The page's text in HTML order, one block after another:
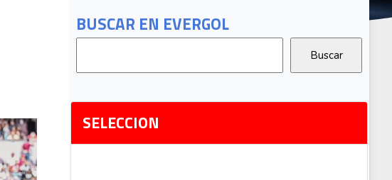
BUSCAR EN EVERGOL
SELECCION